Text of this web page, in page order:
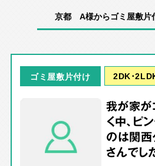
京都 A様からゴミ屋敷片
ゴミ屋敷片付け 2DK･
我が家が
く中、ピ
のは関西
さんでし